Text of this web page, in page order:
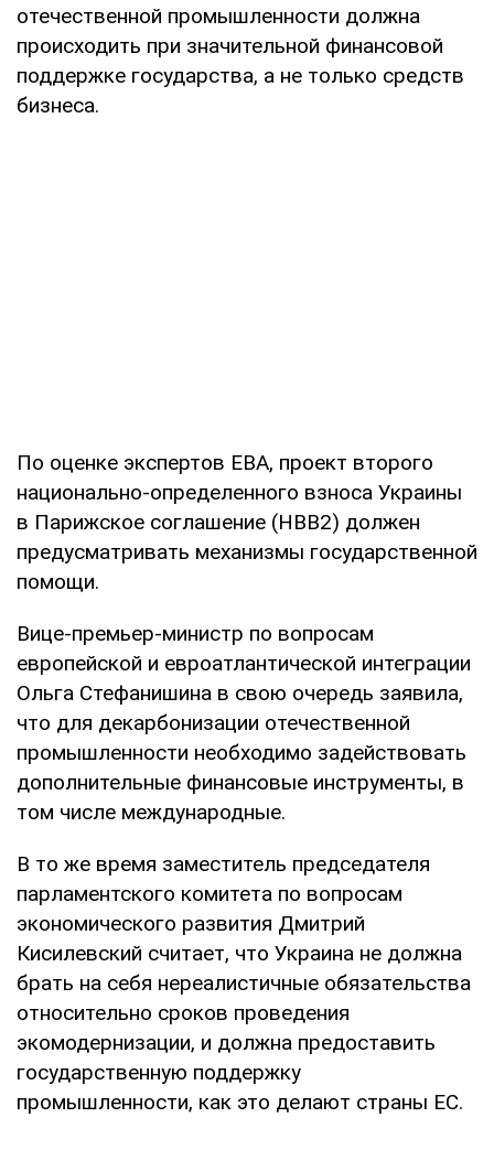
отечественной промышленности должна
происходить при значительной финансовой
поддержке государства, а не только средств
бизнеса.
По оценке экспертов ЕВА, проект второго
национально-определенного взноса Украины
в Парижское соглашение (НВВ2) должен
предусматривать механизмы государственной
помощи.
Вице-премьер-министр по вопросам
европейской и евроатлантической интеграции
Ольга Стефанишина в свою очередь заявила,
что для декарбонизации отечественной
промышленности необходимо задействовать
дополнительные финансовые инструменты, в
том числе международные.
В то же время заместитель председателя
парламентского комитета по вопросам
экономического развития Дмитрий
Кисилевский считает, что Украина не должна
брать на себя нереалистичные обязательства
относительно сроков проведения
экомодернизации, и должна предоставить
государственную поддержку
промышленности, как это делают страны ЕС.